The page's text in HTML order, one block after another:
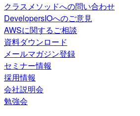
クラスメソッドへの問い合わせ
DevelopersIOへのご意見
AWSに関するご相談
資料ダウンロード
メールマガジン登録
セミナー情報
採用情報
会社説明会
勉強会